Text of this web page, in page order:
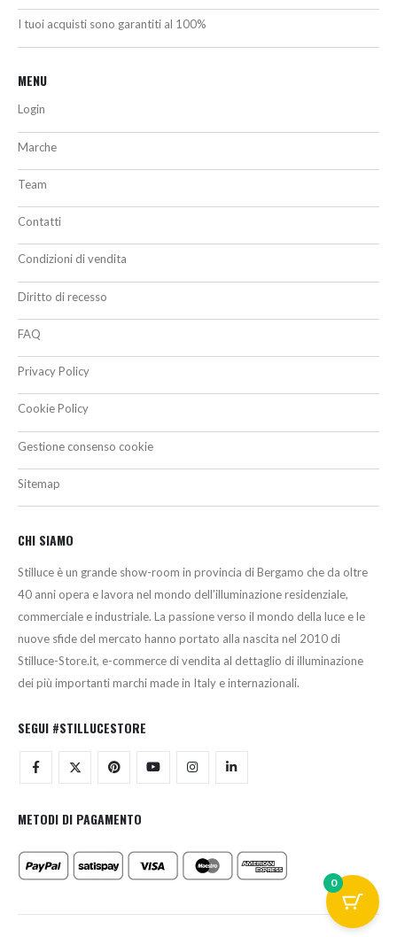
I tuoi acquisti sono garantiti al 100%
MENU
Login
Marche
Team
Contatti
Condizioni di vendita
Diritto di recesso
FAQ
Privacy Policy
Cookie Policy
Gestione consenso cookie
Sitemap
CHI SIAMO
Stilluce è un grande show-room in provincia di Bergamo che da oltre
40 anni opera e lavora nel mondo dell’illuminazione residenziale,
commerciale e industriale. La passione verso il mondo della luce e le
nuove sfide del mercato hanno portato alla nascita nel 2010 di
Stilluce-Store.it, e-commerce di vendita al dettaglio di illuminazione
dei più importanti marchi made in Italy e internazionali.
SEGUI #STILLUCESTORE
METODI DI PAGAMENTO
0